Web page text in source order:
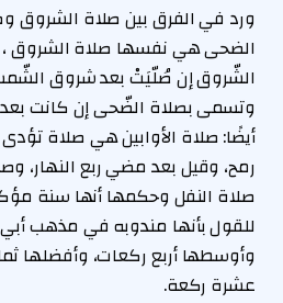
ورد في الفرق بين صلاة الشروق
الضحى هي نفسها صلاة الشروق
الشّروق إن صُلّيَتْ بعد شروق
وتسمى بصلاة الضّحى إن كانت
أيضًا: صلاة الأوابين هي صلاة
رمح، وقيل بعد مضي ربع النهار،
صلاة النفل وحكمها أنها سنة
للقول بأنها مندوبه في مذهب أبي
وأوسطها أربع ركعات، وأفضلها
عشرة ركعة.